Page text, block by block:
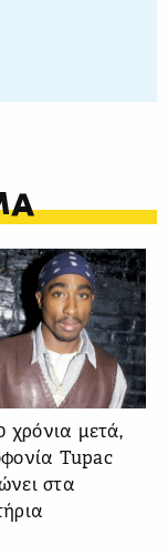
χρόνια μετά,
Tupac
στα